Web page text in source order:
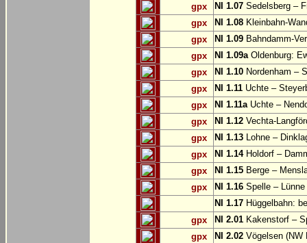
gpx
NI 1.07 Sedelsberg –
gpx
NI 1.08 Kleinbahn-
gpx
NI 1.09 Bahndamm-
gpx
NI 1.09aOldenburg:
gpx
NI 1.10 Nordenham –
gpx
NI 1.11 Uchte –
gpx
NI 1.11aUchte –
gpx
NI 1.12 Vechta-
gpx
NI 1.13 Lohne –
gpx
NI 1.14Holdorf –
gpx
NI 1.15 Berge –
gpx
NI 1.16 Spelle – Lünne
NI 1.17 Hüggelbahn:
gpx
NI 2.01 Kakenstorf –
gpx
NI 2.02 Vögelsen (NW